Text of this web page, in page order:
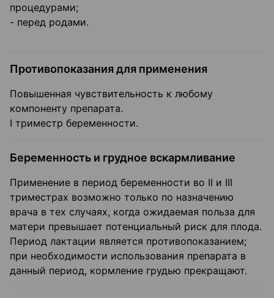
процедурами;
- перед родами.
Противопоказания для применения
Повышенная чувствительность к любому
компоненту препарата.
I триместр беременности.
Беременность и грудное вскармливание
Применение в период беременности во II и III
триместрах возможно только по назначению
врача в тех случаях, когда ожидаемая польза для
матери превышает потенциальный риск для плода.
Период лактации является противопоказанием;
при необходимости использования препарата в
данный период, кормление грудью прекращают.